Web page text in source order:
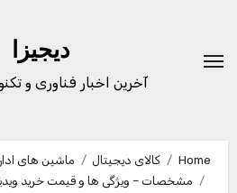
content
دیجیزا
آخرین اخبار فناوری و
Home کالای دیجیتال
ماشین های